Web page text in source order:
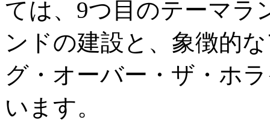
ては、9つ目のテーマラ
ンドの建設と、象徴的
グ・オーバー・ザ・ホ
います。